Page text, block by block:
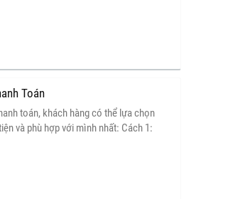
Toán
toán, khách hàng có thể lựa chọn
và phù hợp với mình nhất: Cách 1:
trực tiếp tại công ty hoặc đại lý ĐỒNG
địa chỉ sau: